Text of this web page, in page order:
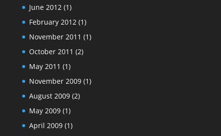
June 2012(1)
February 2012(1)
November 2011 (1)
October 2011 (2)
May 2011 (1)
November 2009(1)
August 2009(2)
May 2009(1)
April 2009(1)